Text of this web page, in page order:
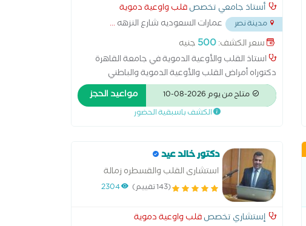
أستاذ جامعي تخصصقلب واوعية دموية
مدينة نصر عمارات السعوديه شارع النزهه...
سعر الكشف:500 جنيه
استاذ القلب والأوعية الدموية في جامعة القاهرة
دكتوراه أمراض القلب والأوعية الدموية والباطني
متاح من يوم 2026-08-10 مواعيد الحجز
الكشف باسبقية الحضور
دكتور خالد عيد
استشارى القلب والقسطره زمالة
جامعة لاكرونيا اسباني
(143 تقييم) 2304
إستشاري تخصصقلب واوعية دموية